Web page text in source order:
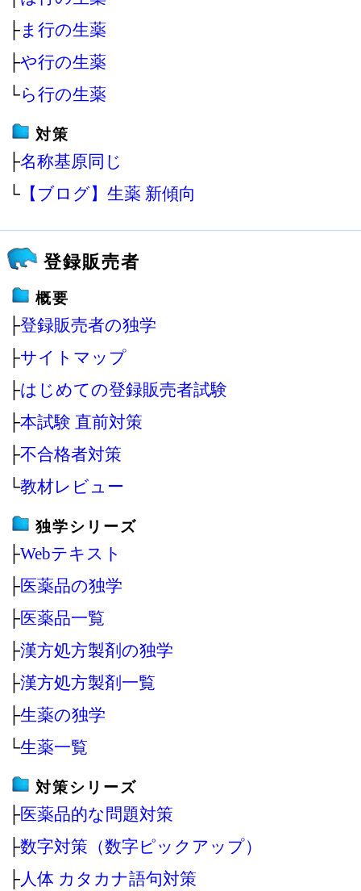
├ま行の生薬
├や行の生薬
└ら行の生薬
対策
├名称基原同じ
└ 【ブログ】生薬 新傾向
登録販売者
概要
├登録販売者の独学
├サイトマップ
├はじめての登録販売者試験
├本試験 直前対策
├不合格者対策
└教材レビュー
独学シリーズ
├Webテキスト
├医薬品の独学
├医薬品一覧
├漢方処方製剤の独学
├漢方処方製剤一覧
├生薬の独学
└生薬一覧
対策シリーズ
├医薬品的な問題対策
├数字対策（数字ピックアップ）
├人体 カタカナ語句対策